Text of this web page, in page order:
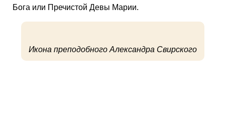
Бога или Пречистой Девы Марии.
Икона преподобного Александра Свирского